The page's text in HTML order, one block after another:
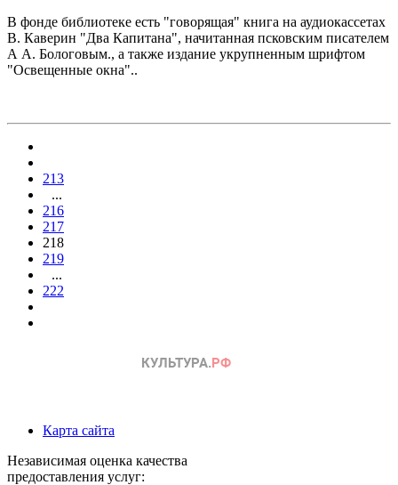
В фонде библиотеке есть "говорящая" книга на аудиокассетах
В. Каверин "Два Капитана", начитанная псковским писателем
А А. Бологовым., а также издание укрупненным шрифтом
"Освещенные окна"..
213
...
216
217
218
219
...
222
Карта сайта
Независимая оценка качества
предоставления услуг: